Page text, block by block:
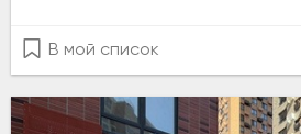
В мой список